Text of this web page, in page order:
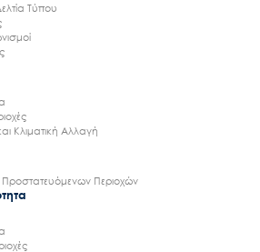
Τύπου
Κλιματική Αλλαγή
Προστατευόμενων Περιοχών